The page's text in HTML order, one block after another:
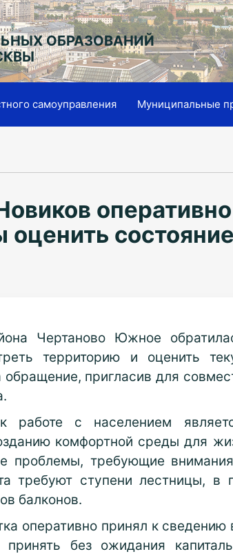
ОБРАЗОВАНИЙ
самоуправления Муниципальные
Чертаново Южное
территорию и оценить
обращение, пригласив для
работе с населением
комфортной среды для
проблемы, требующие
требуют ступени лестницы, в
балконов.
оперативно принял к
без ожидания